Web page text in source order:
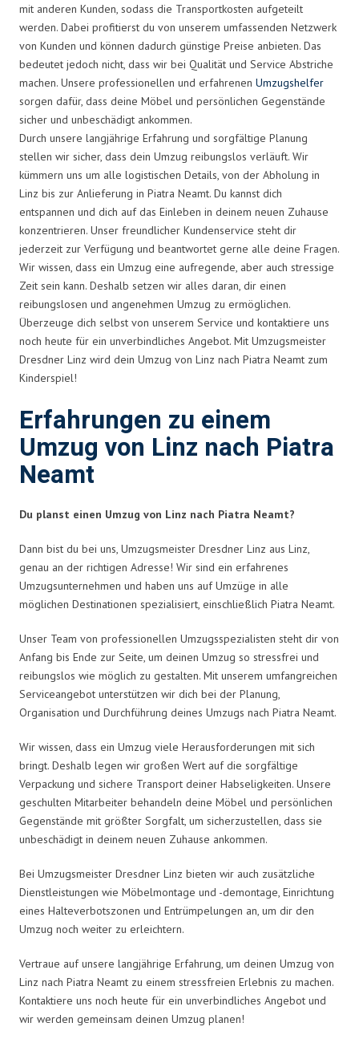
mit anderen Kunden, sodass die Transportkosten aufgeteilt
werden. Dabei profitierst du von unserem umfassenden Netzwerk
von Kunden und können dadurch günstige Preise anbieten. Das
bedeutet jedoch nicht, dass wir bei Qualität und Service Abstriche
machen. Unsere professionellen und erfahrenen Umzugshelfer
sorgen dafür, dass deine Möbel und persönlichen Gegenstände
sicher und unbeschädigt ankommen.
Durch unsere langjährige Erfahrung und sorgfältige Planung
stellen wir sicher, dass dein Umzug reibungslos verläuft. Wir
kümmern uns um alle logistischen Details, von der Abholung in
Linz bis zur Anlieferung in Piatra Neamt. Du kannst dich
entspannen und dich auf das Einleben in deinem neuen Zuhause
konzentrieren. Unser freundlicher Kundenservice steht dir
jederzeit zur Verfügung und beantwortet gerne alle deine Fragen.
Wir wissen, dass ein Umzug eine aufregende, aber auch stressige
Zeit sein kann. Deshalb setzen wir alles daran, dir einen
reibungslosen und angenehmen Umzug zu ermöglichen.
Überzeuge dich selbst von unserem Service und kontaktiere uns
noch heute für ein unverbindliches Angebot. Mit Umzugsmeister
Dresdner Linz wird dein Umzug von Linz nach Piatra Neamt zum
Kinderspiel!
Erfahrungen zu einem
Umzug von Linz nach Piatra
Neamt
Du planst einen Umzug von Linz nach Piatra Neamt?
Dann bist du bei uns, Umzugsmeister Dresdner Linz aus Linz,
genau an der richtigen Adresse! Wir sind ein erfahrenes
Umzugsunternehmen und haben uns auf Umzüge in alle
möglichen Destinationen spezialisiert, einschließlich Piatra Neamt.
Unser Team von professionellen Umzugsspezialisten steht dir von
Anfang bis Ende zur Seite, um deinen Umzug so stressfrei und
reibungslos wie möglich zu gestalten. Mit unserem umfangreichen
Serviceangebot unterstützen wir dich bei der Planung,
Organisation und Durchführung deines Umzugs nach Piatra Neamt.
Wir wissen, dass ein Umzug viele Herausforderungen mit sich
bringt. Deshalb legen wir großen Wert auf die sorgfältige
Verpackung und sichere Transport deiner Habseligkeiten. Unsere
geschulten Mitarbeiter behandeln deine Möbel und persönlichen
Gegenstände mit größter Sorgfalt, um sicherzustellen, dass sie
unbeschädigt in deinem neuen Zuhause ankommen.
Bei Umzugsmeister Dresdner Linz bieten wir auch zusätzliche
Dienstleistungen wie Möbelmontage und -demontage, Einrichtung
eines Halteverbotszonen und Entrümpelungen an, um dir den
Umzug noch weiter zu erleichtern.
Vertraue auf unsere langjährige Erfahrung, um deinen Umzug von
Linz nach Piatra Neamt zu einem stressfreien Erlebnis zu machen.
Kontaktiere uns noch heute für ein unverbindliches Angebot und
wir werden gemeinsam deinen Umzug planen!